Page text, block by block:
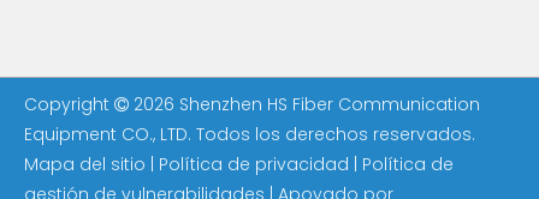
Copyright  2026 Shenzhen HS Fiber Communication
Equipment CO., LTD. Todos los derechos reservados.
Mapa del sitio
Política de privacidad
Política de